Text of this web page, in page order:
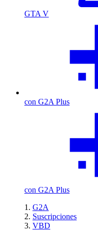
GTA V
con G2A Plus
con G2A Plus
G2A
Suscripciones
VBD